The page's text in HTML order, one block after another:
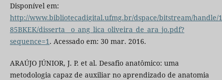
Disponível em:
http://www.bibliotecadigital.ufmg.br/dspace/bitstream/handle/
85BKEK/disserta__o_ang_lica_oliveira_de_ara_jo.pdf?
sequence=1 . Acessado em: 30 mar. 2016.
ARAÚJO JÚNIOR, J. P. et al. Desafio anatômico: uma
metodologia capaz de auxiliar no aprendizado de anatomia